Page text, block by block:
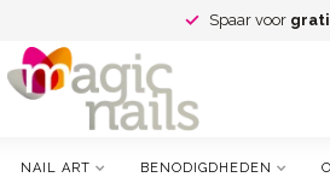
Spaar voor
NAIL ART BENODIGDHEDEN